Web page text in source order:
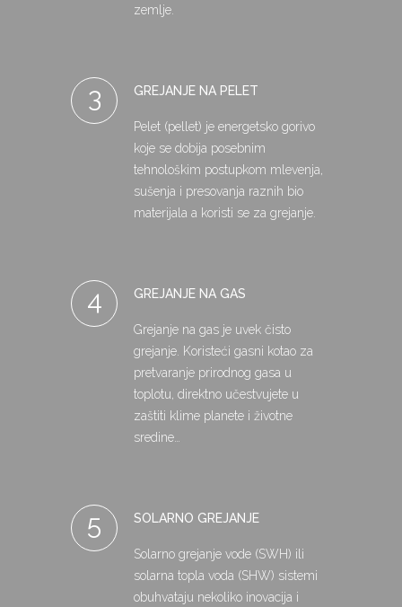
zemlje.
3 GREJANJE NA PELET
Pelet (pellet) je energetsko gorivo
koje se dobija posebnim
tehnološkim postupkom mlevenja,
sušenja i presovanja raznih bio
materijala a koristi se za grejanje.
4 GREJANJE NA GAS
Grejanje na gas je uvek čisto
grejanje. Koristeći gasni kotao za
pretvaranje prirodnog gasa u
toplotu, direktno učestvujete u
zaštiti klime planete i životne
sredine…
5 SOLARNO GREJANJE
Solarno grejanje vode (SWH) ili
solarna topla voda (SHW) sistemi
obuhvataju nekoliko inovacija i